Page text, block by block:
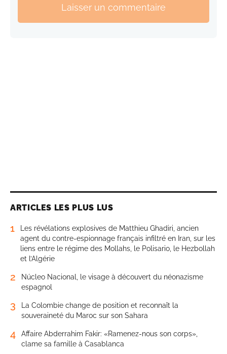
Laisser un commentaire
ARTICLES LES PLUS LUS
1
Les révélations explosives de Matthieu Ghadiri, ancien
agent du contre-espionnage français infiltré en Iran, sur les
liens entre le régime des Mollahs, le Polisario, le Hezbollah
et l’Algérie
2
Núcleo Nacional, le visage à découvert du néonazisme
espagnol
3
La Colombie change de position et reconnaît la
souveraineté du Maroc sur son Sahara
4
Affaire Abderrahim Fakir: «Ramenez-nous son corps»,
clame sa famille à Casablanca